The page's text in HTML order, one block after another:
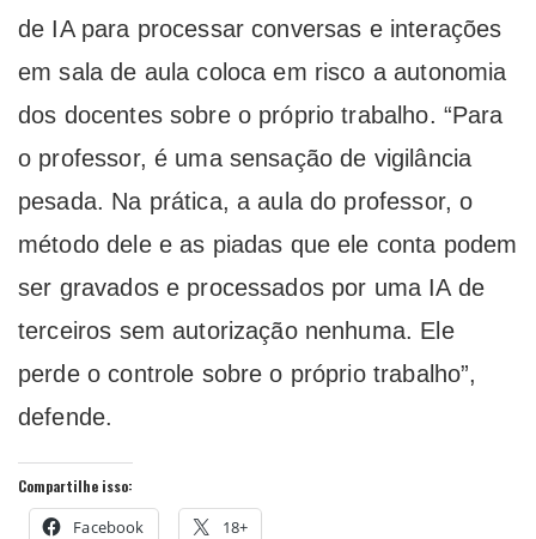
de IA para processar conversas e interações
em sala de aula coloca em risco a autonomia
dos docentes sobre o próprio trabalho. “Para
o professor, é uma sensação de vigilância
pesada. Na prática, a aula do professor, o
método dele e as piadas que ele conta podem
ser gravados e processados por uma IA de
terceiros sem autorização nenhuma. Ele
perde o controle sobre o próprio trabalho”,
defende.
Compartilhe isso:
Facebook 18+